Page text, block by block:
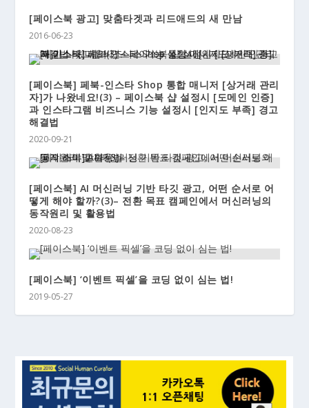
[페이스북 광고] 맞춤타겟과 리드애드의 새 만남
2016-06-23
[페이스북] 페북-인스타 Shop 통합 매니저 [상거래 관리
자]가 나왔네요!(3) – 페이스북 샵 설정시 [도메인 인증]
과 인스타그램 비즈니스 기능 설정시 [인지도 부족] 경고
해결법
2020-09-21
[페이스북] AI 머신러닝 기반 타깃 광고, 어떤 순서로 어
떻게 해야 할까?(3)– 전환 목표 캠페인에서 머신러닝의
동작원리 및 활용법
2020-08-23
[페이스북] ‘이벤트 픽셀’을 코딩 없이 심는 법!
2019-05-27